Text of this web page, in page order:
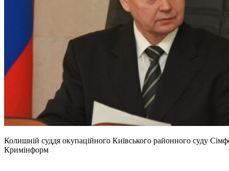
Колишній суддя окупаційного Київського районного суду
Кримінформ